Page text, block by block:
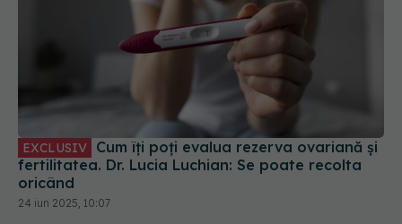
EXCLUSIV
fertilitatea. Dr. Lucia Luchian: Se poate recolta
oricând
24 iun 2025, 10:07